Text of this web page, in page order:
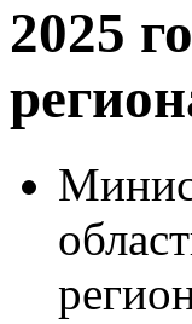
2025